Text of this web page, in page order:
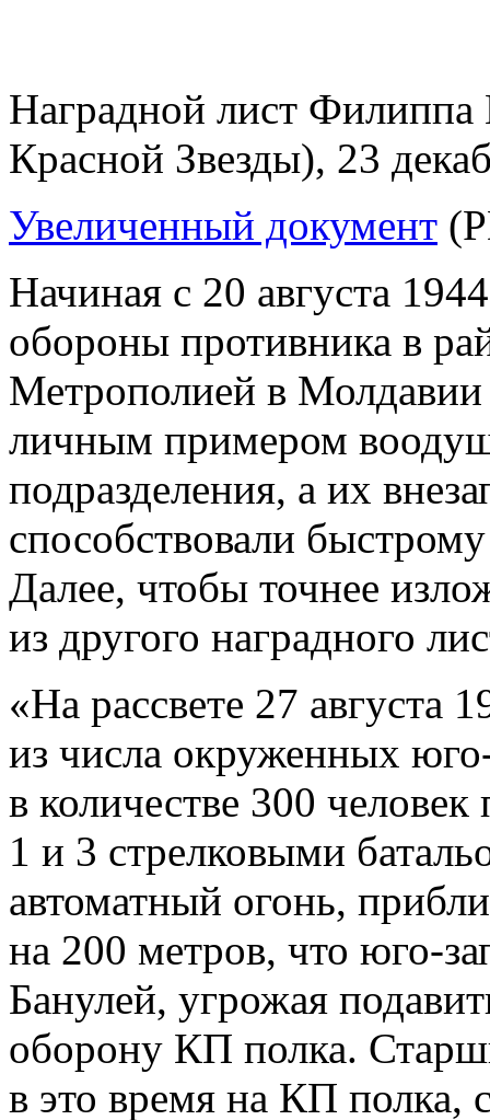
Наградной лист Филиппа
Красной Звезды), 23
Увеличенный документ
Начиная с 20 августа
обороны противника в
Метрополией в
личным примером
подразделения, а их
способствовали
Далее, чтобы точнее
из другого наградного
«На рассвете 27 августа
из числа окруженных
в количестве 300
1 и 3 стрелковыми
автоматный огонь,
на 200 метров, что юго-
Банулей, угрожая
оборону КП полка.
в это время на КП полка,